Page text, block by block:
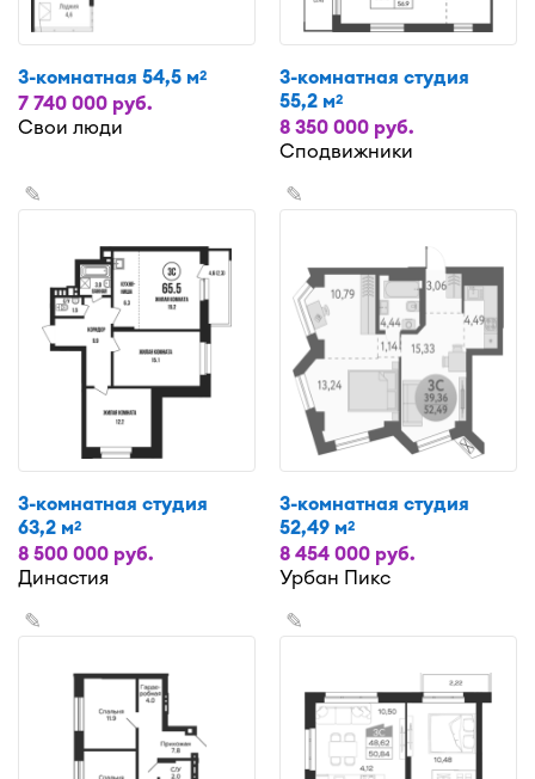
3-комнатная 54,5 м2
7 740 000 руб.
Свои люди
3-комнатная студия
55,2 м2
8 350 000 руб.
Сподвижники
✎
3-комнатная студия
63,2 м2
8 500 000 руб.
Династия
✎
3-комнатная студия
52,49 м2
8 454 000 руб.
Урбан Пикс
✎ ✎